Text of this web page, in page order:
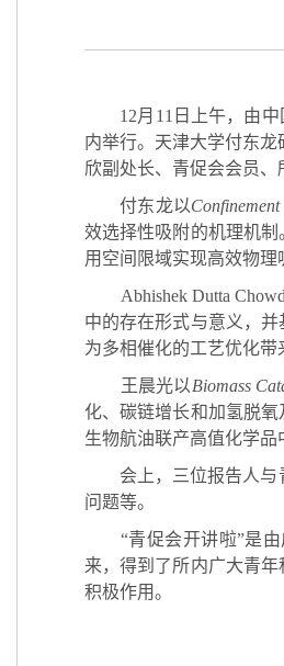
12月 11 日上午，由
内举行。天津大学付东
欣副处长、青促会会员
付东龙以
效选择性吸附的机理机
用空间限域实现高效物
Abhishek Dutta
中的存在形式与意义，
为多相催化的工艺优化
王晨光以 Biomass
化、碳链增长和加氢脱
生物航油联产高值化学品
会上，三位报告人
问题等。
“青促会开讲啦”是
来，得到了所内广大青
积极作用。